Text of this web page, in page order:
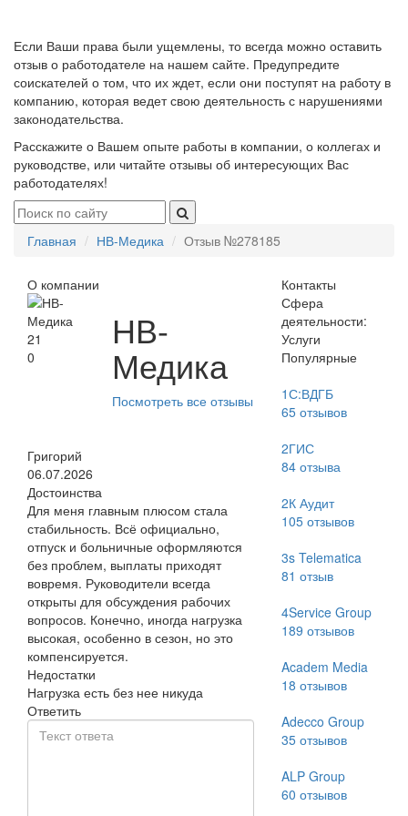
Если Ваши права были ущемлены, то всегда можно оставить
отзыв о работодателе на нашем сайте. Предупредите
соискателей о том, что их ждет, если они поступят на работу в
компанию, которая ведет свою деятельность с нарушениями
законодательства.
Расскажите о Вашем опыте работы в компании, о коллегах и
руководстве, или читайте отзывы об интересующих Вас
работодателях!
Главная НВ-Медика Отзыв №278185
О компании
21
0
НВ-
Медика
Посмотреть все отзывы
Григорий
06.07.2026
Достоинства
Для меня главным плюсом стала
стабильность. Всё официально,
отпуск и больничные оформляются
без проблем, выплаты приходят
вовремя. Руководители всегда
открыты для обсуждения рабочих
вопросов. Конечно, иногда нагрузка
высокая, особенно в сезон, но это
компенсируется.
Недостатки
Нагрузка есть без нее никуда
Ответить
Контакты
Сфера
деятельности:
Услуги
Популярные
1С:ВДГБ
65отзывов
2ГИС
84отзыва
2К Аудит
105отзывов
3s Telematica
81 отзыв
4Service Group
189 отзывов
Academ Media
18 отзывов
Adecco Group
35отзывов
ALP Group
60 отзывов